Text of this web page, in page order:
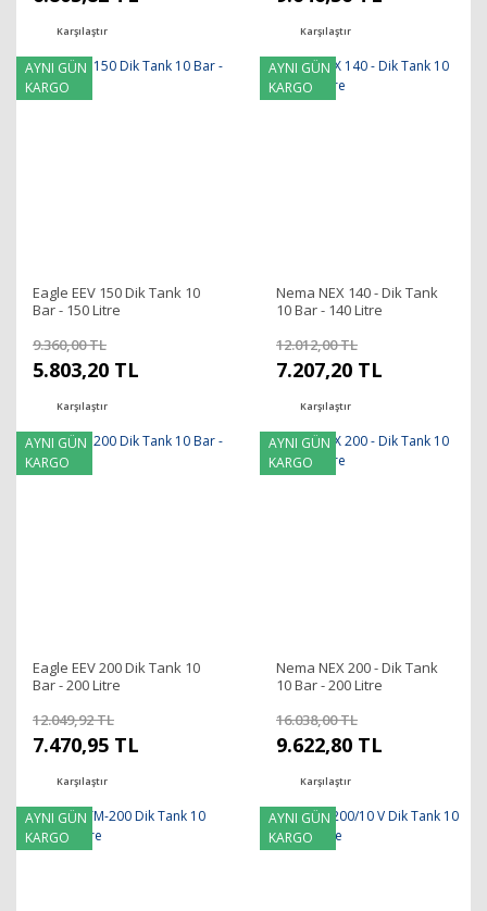
Karşılaştır Karşılaştır
AYNI GÜN
KARGO
Eagle EEV 150 Dik Tank 10
Bar - 150 Litre
9.360,00 TL
5.803,20 TL
Karşılaştır
AYNI GÜN
KARGO
Nema NEX 140 - Dik Tank
10 Bar - 140 Litre
12.012,00 TL
7.207,20 TL
Karşılaştır
AYNI GÜN
KARGO
Eagle EEV 200 Dik Tank 10
Bar - 200 Litre
12.049,92 TL
7.470,95 TL
Karşılaştır
AYNI GÜN
KARGO
Nema NEX 200 - Dik Tank
10 Bar - 200 Litre
16.038,00 TL
9.622,80 TL
Karşılaştır
AYNI GÜN
KARGO
AYNI GÜN
KARGO